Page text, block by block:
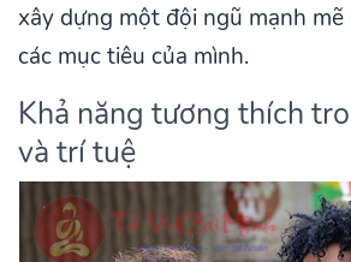
xây dựng một đội ngũ mạnh
các mục tiêu của mình.
Khả năng tương thích
và trí tuệ